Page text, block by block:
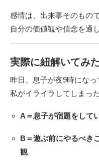
感情は、出来事そのもの
自分の価値観や信念を通
実際に紐解いてみ
昨日、息子が夜9時になっ
私がイライラしてしまっ
A＝息子が宿題をして
B＝遊ぶ前にやるべき
観